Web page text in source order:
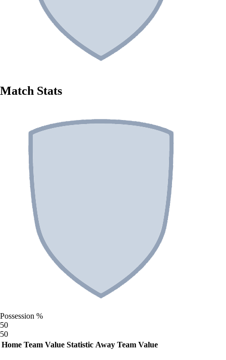
Match Stats
Possession %
50
50
Home Team Value Statistic Away Team Value